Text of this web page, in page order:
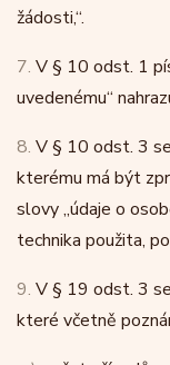
žádosti,“.
7. V § 10 odst. 1
uvedenému“
8. V § 10 odst. 3
kterému má být
slovy „údaje o
technika použita,
9. V § 19 odst. 3
které včetně